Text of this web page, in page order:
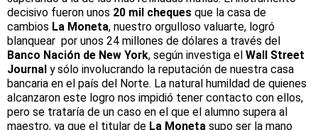
decisivo fueron unos 20 mil cheques que la casa de
cambios La Moneta, nuestro orgulloso valuarte, logró
blanquear por unos 24 millones de dólares a través del
Banco Nación de New York, según investiga el Wall Street
Journal y sólo involucrando la reputación de nuestra casa
bancaria en el país del Norte. La natural humildad de quienes
alcanzaron este logro nos impidió tener contacto con ellos,
pero se trataría de un caso en el que el alumno supera al
maestro, ya que el titular de La Moneta supo ser la mano